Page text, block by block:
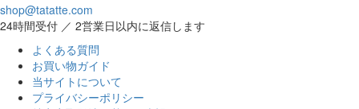
shop@tatatte.com
24時間受付 ／ 2営業日以内に返信します
よくある質問
お買い物ガイド
当サイトについて
プライバシーポリシー